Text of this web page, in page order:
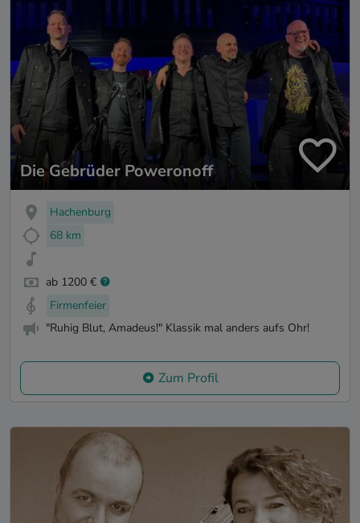
Die Gebrüder Poweronoff
Hachenburg
68 km
ab 1200 €
Firmenfeier
"Ruhig Blut, Amadeus!" Klassik mal anders aufs Ohr!
Zum Profil